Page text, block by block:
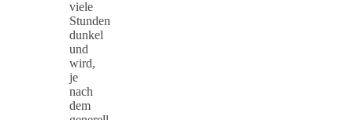
viele
Stunden
dunkel
und
wird,
je
nach
dem